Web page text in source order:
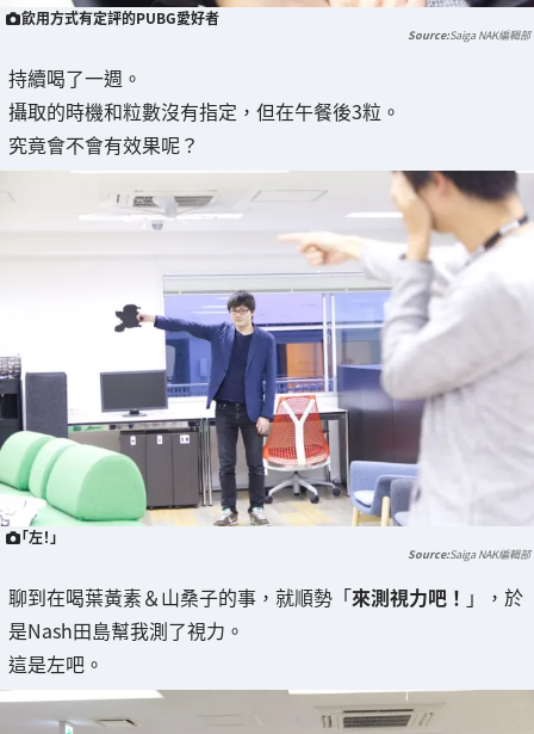
飲用方式有定評的PUBG愛好者
Saiga NAK編輯部
持續喝了一週。
攝取的時機和粒數沒有指定，但在午餐後3粒。
究竟會不會有效果呢？
「左！」
Saiga NAK編輯部
聊到在喝葉黃素＆山桑子的事，就順勢「來測視力吧！ 」，於
是Nash田島幫我測了視力。
這是左吧。